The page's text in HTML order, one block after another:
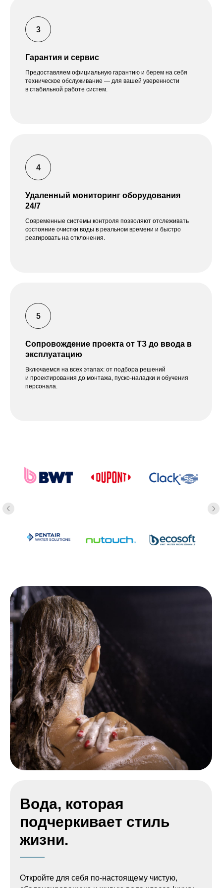
Гарантия и сервис
Предоставляем официальную гарантию и берем на себя
техническое обслуживание — для вашей уверенности
в стабильной работе систем.
Удаленный мониторинг оборудования
24/7
Современные системы контроля позволяют отслеживать
состояние очистки воды в реальном времени и быстро
реагировать на отклонения.
Сопровождение проекта от ТЗ до ввода в
эксплуатацию
Включаемся на всех этапах: от подбора решений
и проектирования до монтажа, пуско-наладки и обучения
персонала.
Вода, которая
подчеркивает стиль
жизни.
Откройте для себя по-настоящему чистую,